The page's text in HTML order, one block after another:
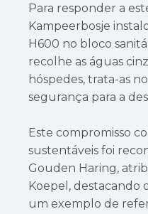
Para responder a
Kampeerbosje
H600 no bloco
recolhe as águas
hóspedes, trata-as
segurança para a
Este compromisso
sustentáveis foi
Gouden Haring,
Koepel, destacando
um exemplo de